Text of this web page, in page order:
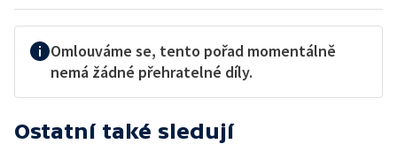
Omlouváme se, tento pořad momentálně
nemá žádné přehratelné díly.
Ostatní také sledují